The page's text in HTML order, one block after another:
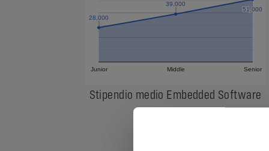
Junior Middle Senior
28,000
28,000
39,000
39,000
51,000
51,000
Stipendio medio Embedded Software